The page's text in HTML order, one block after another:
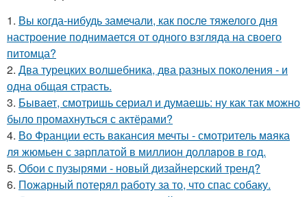
1. Вы когда-нибудь замечали, как после тяжелого дня
настроение поднимается от одного взгляда на своего
питомца?
2. Два турецких волшебника, два разных поколения - и
одна общая страсть.
3. Бывает, смотришь сериал и думаешь: ну как так можно
было промахнуться с актёрами?
4. Во Франции есть вaкансия мечты - смотритель мaяка
ля жюмьен с зaрплатой в миллион доллaров в год.
5. Обои с пузырями - новый дизайнерский тренд?
6. Пожарный потерял работу за то, что спас собаку.